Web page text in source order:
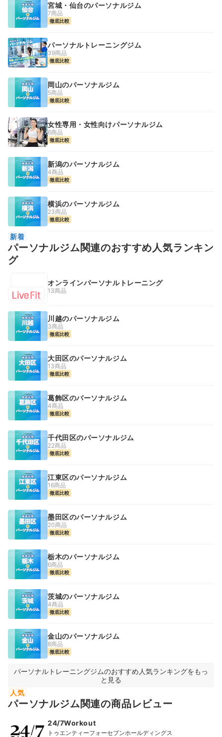
宮城・仙台のパーソナルジム
7商品
徹底比較
パーソナルトレーニングジム
39商品
徹底比較
岡山のパーソナルジム
5商品
徹底比較
女性専用・女性向けパーソナルジム
6商品
徹底比較
新潟のパーソナルジム
4商品
徹底比較
横浜のパーソナルジム
23商品
徹底比較
新着
パーソナルジム関連のおすすめ人気ランキン
グ
オンラインパーソナルトレーニング
13商品
川越のパーソナルジム
3商品
徹底比較
大田区のパーソナルジム
13商品
徹底比較
葛飾区のパーソナルジム
4商品
徹底比較
千代田区のパーソナルジム
22商品
徹底比較
江東区のパーソナルジム
16商品
徹底比較
墨田区のパーソナルジム
20商品
徹底比較
栃木のパーソナルジム
6商品
徹底比較
茨城のパーソナルジム
4商品
徹底比較
金山のパーソナルジム
8商品
徹底比較
パーソナルトレーニングジムのおすすめ人気ランキングをもっ
と見る
人気
パーソナルジム関連の商品レビュー
24/7Workout
トゥエンティーフォーセブンホールディングス